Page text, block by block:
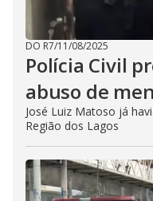
DO R7/11/08/2025
Polícia Civil
abuso de
José Luiz Matoso já
Região dos Lagos